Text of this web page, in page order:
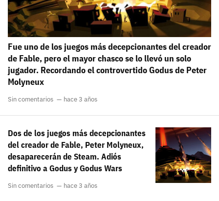
Fue uno de los juegos más decepcionantes del creador
de Fable, pero el mayor chasco se lo llevó un solo
jugador. Recordando el controvertido Godus de Peter
Molyneux
Sin comentarios hace 3 años
Dos de los juegos más decepcionantes
del creador de Fable, Peter Molyneux,
desaparecerán de Steam. Adiós
definitivo a Godus y Godus Wars
Sin comentarios hace 3 años